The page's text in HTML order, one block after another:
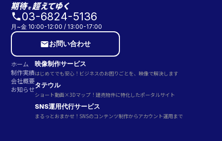
phone03-6824-5136
月~金 10:00-12:00 / 13:00-17:00
emailお問い合わせ
ホーム
制作実績
会社概要
お知らせ
映像制作サービス
はじめてでも安心！ビジネスのお困りごとを、映像で解決します
タテウル
ショート動画×3Dマップ！建売物件に特化したポータルサイト
SNS運用代行サービス
まるっとおまかせ！SNSのコンテンツ制作からアカウント運用まで